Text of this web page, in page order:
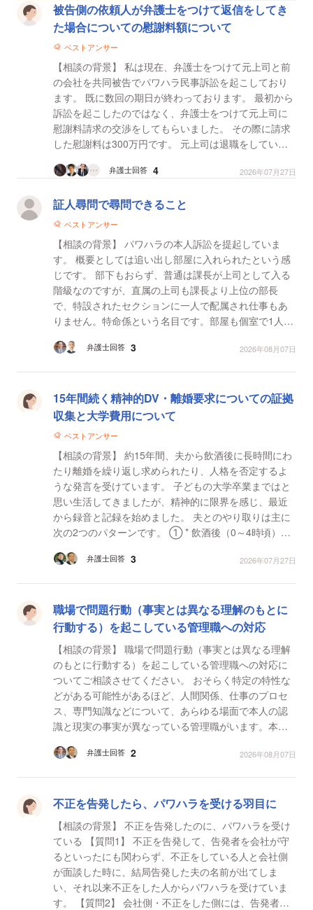
被告側の依頼人が弁護士をつけて返信をしてき
た場合についての慰謝料額について
ベストアンサー
【相談の背景】 私は現在、弁護士をつけて元上司と前
の会社を共同被告でパワハラ民事訴訟を起こしており
ます。 既に数回の期日が終わっております。 最初から
訴訟を起こしたのではなく、弁護士をつけて元上司に
慰謝料請求の交渉をしてもらいました。 その際に請求
した慰謝料は300万円です。 元上司は退職をしていた
弁護士回答 4 2026年07月27日
証人尋問で尋問できること
ベストアンサー
【相談の背景】 パワハラの本人訴訟を提起していま
す。 概要としては追い出し部屋に入れられたという感
じです。 部下もおらず、普通は課長が上司として入る
階級なのですが、直属の上司も課長より上位の部長
で、特設されたセクションに一人で配属され仕事もあ
りません。特命係という名目です。部屋も個室で1人で
いま...
弁護士回答 3 2026年08月07日
15年間続く精神的DV・離婚要求についての証拠
収集と大学費用について
ベストアンサー
【相談の背景】 約15年間、夫から飲酒後に長時間にわ
たり離婚を繰り返し求められたり、人格を否定するよ
うな発言を受けています。 子どもの大学卒業まではと
思い生活してきましたが、精神的に限界を感じ、最近
から録音と記録を始めました。 夫とのやり取りは主に
次の2つのパターンです。 ① * 飲酒後（0～4時頃）に
弁護士回答 3 2026年07月27日
職場で問題行動（事実とは異なる理解のもとに
行動する）を起こしている管理職への対応
【相談の背景】 職場で問題行動（事実とは異なる理解
のもとに行動する）を起こしている管理職への対応に
ついてご相談させてください。 おそらく特定の特性な
どがある可能性があるほど、人間関係、仕事のプロセ
ス、専門知識などについて、あらゆる場面で本人の認
識と現実の事実が異なっている管理職がいます。本人
持って...弁護士回答 2 2026年08月07日
不正を告発したら、パワハラを受ける羽目に
【相談の背景】 不正を告発したのに、パワハラを受け
ている 【質問1】 不正を告発して、告発者を会社が守
るといったにも関わらず、不正をしている人と会社側
が面談した時に、結局告発した夫の名前が出てしま
い、それ以来不正をした人からパワハラを受けていま
す。 【質問2】 会社側・不正をした側には、告発者は